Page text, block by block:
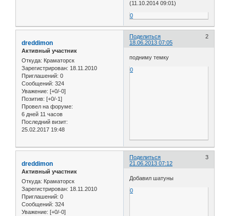
(11.10.2014 09:01)
0
Поделиться
2
18.06.2013 07:05
dreddimon
Активный участник
Откуда: Краматорск
Зарегистрирован: 18.11.2010
Приглашений: 0
Сообщений: 324
Уважение: [+0/-0]
Позитив: [+0/-1]
Провел на форуме:
6 дней 11 часов
Последний визит:
25.02.2017 19:48
подниму темку
0
Поделиться
3
21.06.2013 07:12
dreddimon
Активный участник
Откуда: Краматорск
Зарегистрирован: 18.11.2010
Приглашений: 0
Сообщений: 324
Уважение: [+0/-0]
Добавил шатуны
0